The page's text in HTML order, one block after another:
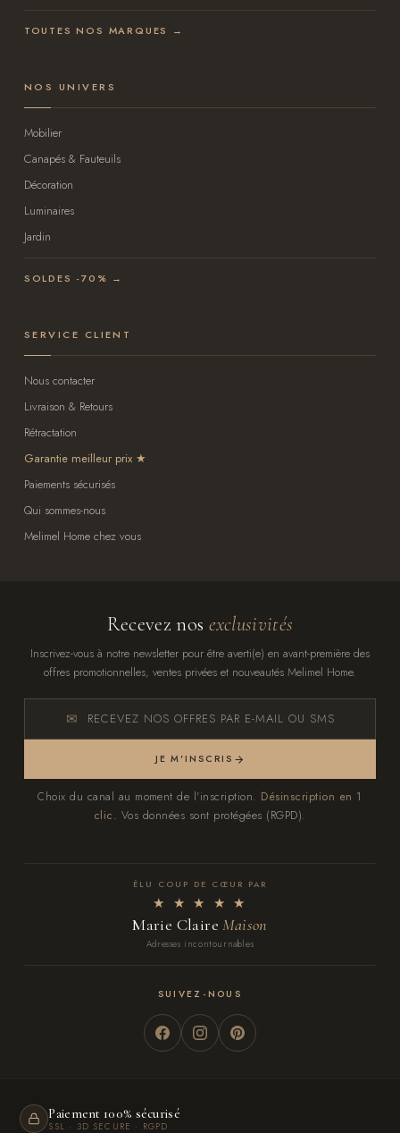
TOUTES NOS MARQUES →
NOS UNIVERS
Mobilier
Canapés & Fauteuils
Décoration
Luminaires
Jardin
SOLDES -70% →
SERVICE CLIENT
Nous contacter
Livraison & Retours
Rétractation
Garantie meilleur prix
Paiements sécurisés
Qui sommes-nous
Melimel Home chez vous
Recevez nos exclusivités
Inscrivez-vous à notre newsletter pour être averti(e) en avant-première des
offres promotionnelles, ventes privées et nouveautés Melimel Home.
RECEVEZ NOS OFFRES PAR E-MAIL OU SMS
JE M'INSCRIS
Choix du canal au moment de l'inscription. Désinscription en 1
clic. Vos données sont protégées (RGPD).
ÉLU COUP DE CŒUR PAR
★ ★ ★ ★ ★
Marie ClaireMaison
Adresses incontournables
SUIVEZ-NOUS
Paiement 100% sécurisé
SSL · 3D SECURE · RGPD